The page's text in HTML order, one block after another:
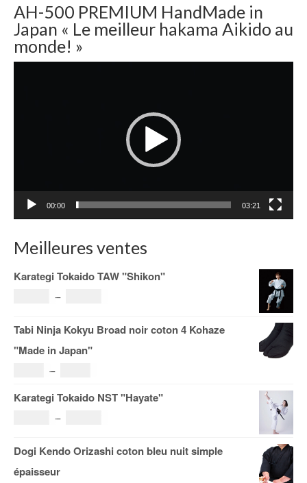
AH-500 PREMIUM HandMade in
Japan « Le meilleur hakama Aikido au
monde! »
00:00 03:21
Meilleures ventes
Karategi Tokaido TAW "Shikon"
–
prix :
185.00€
Tabi Ninja Kokyu Broad noir coton 4 Kohaze
"Made in Japan"
–
à
Karategi Tokaido NST "Hayate"
–
prix :
Dogi Kendo Orizashi coton bleu nuit simple
épaisseur